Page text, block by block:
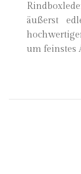
äußerst
um feinstes